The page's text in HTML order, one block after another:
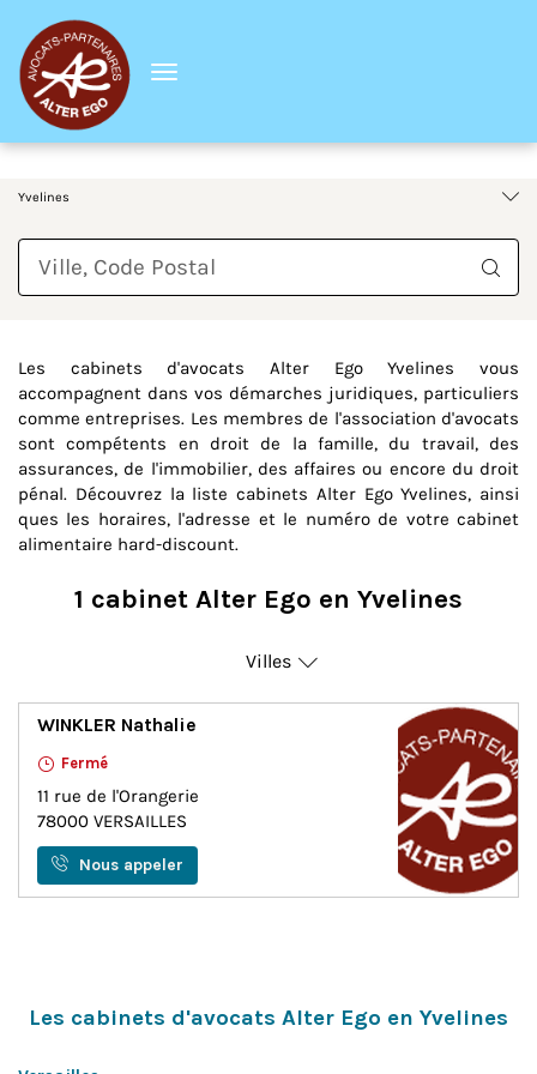
Menu
France
Yvelines
Requête
Les cabinets d'avocats Alter Ego Yvelines vous
accompagnent dans vos démarches juridiques, particuliers
comme entreprises. Les membres de l'association d'avocats
sont compétents en droit de la famille, du travail, des
assurances, de l'immobilier, des affaires ou encore du droit
pénal. Découvrez la liste cabinets Alter Ego Yvelines, ainsi
ques les horaires, l'adresse et le numéro de votre cabinet
alimentaire hard-discount.
1 cabinet Alter Ego en Yvelines
Villes
Versailles
WINKLER Nathalie
Fermé
11 rue de l'Orangerie
78000 VERSAILLES
Nous appeler
Les cabinets d'avocats Alter Ego en Yvelines